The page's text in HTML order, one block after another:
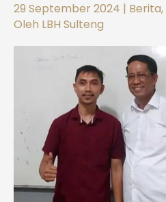
29 September 2024 | Berita,
Oleh LBH Sulteng